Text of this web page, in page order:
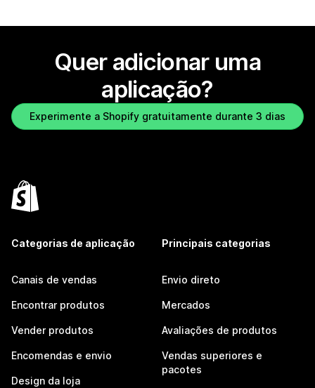
Quer adicionar uma
aplicação?
Experimente a Shopify gratuitamente durante 3 dias
Categorias de aplicação
Canais de vendas
Encontrar produtos
Vender produtos
Encomendas e envio
Design da loja
Principais categorias
Envio direto
Mercados
Avaliações de produtos
Vendas superiores e
pacotes